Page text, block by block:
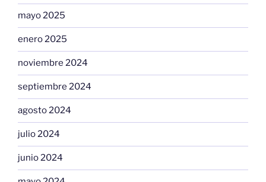
mayo 2025
enero 2025
noviembre 2024
septiembre 2024
agosto 2024
julio 2024
junio 2024